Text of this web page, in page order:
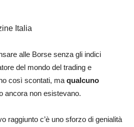
Italia
alle Borse senza gli indici
del mondo del trading e
così scontati, ma qualcuno
ancora non esistevano.
raggiunto c’è uno sforzo di genialità